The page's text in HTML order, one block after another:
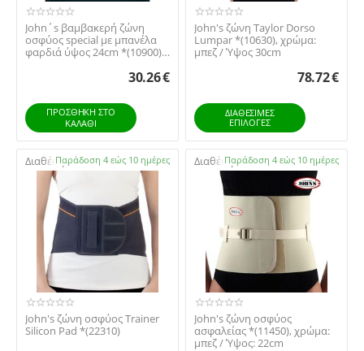
John΄s βαμβακερή ζώνη
οσφύος special με μπανέλα
φαρδιά ύψος 24cm *(10900)
30.26€
ΠΡΟΣΘΉΚΗ ΣΤΟ
ΚΑΛΆΘΙ
John's ζώνη Taylor Dorso
Lumpar *(10630), χρώμα:
μπεζ / Ύψος 30cm
78.72€
ΔΙΑΘΕΣΙΜΕΣ
ΕΠΙΛΟΓΈΣ
Διαθέσιμο:Παράδοση 4 εώς 10 ημέρες
John's ζώνη οσφύος Trainer
Silicon Pad *(22310)
Διαθέσιμο:Παράδοση 4 εώς 10 ημέρες
John's ζώνη οσφύος
ασφαλείας *(11450), χρώμα:
μπεζ / Ύψος: 22cm